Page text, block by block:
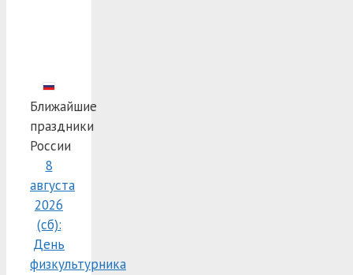
Ближайшие
праздники
России
8
августа
2026
(сб):
День
физкультурника